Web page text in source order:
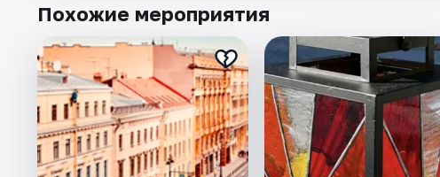
Похожие мероприятия